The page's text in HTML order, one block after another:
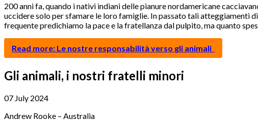
200 anni fa, quando i nativi indiani delle pianure nordamericane
uccidere solo per sfamare le loro famiglie. In passato tali atteggiamenti
frequente predichiamo la pace e la fratellanza dal pulpito, ma quanto
Read more: Le nostre responsabilità verso gli animali
Gli animali, i nostri fratelli minori
07 July 2024
Andrew Rooke – Australia